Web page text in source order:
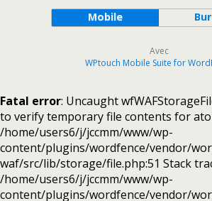
Mobile
Avec
WPtouch Mobile Suite for
Fatal error: Uncaught
to verify temporary file contents for
/home/users6/j/jccmm/www/wp-
content/plugins/wordfence/vendor/
waf/src/lib/storage/file.php:51 Stack
/home/users6/j/jccmm/www/wp-
content/plugins/wordfence/vendor/